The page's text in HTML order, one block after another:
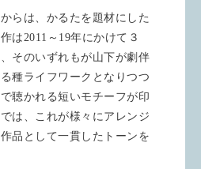
らは、かるたを題材にした
は2011～19年にかけて３
そのいずれもが山下が劇伴
種ライフワークとなりつつ
聴かれる短いモチーフが印
は、これが様々にアレンジ
品として一貫したトーンを